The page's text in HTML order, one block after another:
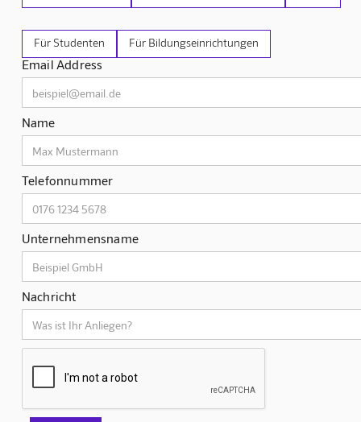
Für Studenten Für Bildungseinrichtungen
Email Address
Name
Telefonnummer
Unternehmensname
Nachricht